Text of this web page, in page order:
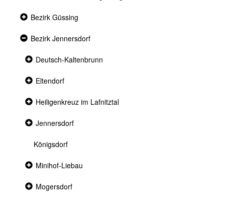
Collapsed
Bezirk Güssing
Expanded
Bezirk Jennersdorf
Collapsed
Deutsch-Kaltenbrunn
Collapsed
Eltendorf
Collapsed
section
Heiligenkreuz im Lafnitztal
Collapsed
Jennersdorf
Königsdorf
Collapsed
Minihof-Liebau
Collapsed
section
Mogersdorf